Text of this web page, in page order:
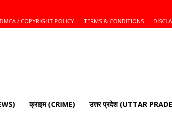
DMCA / COPYRIGHT POLICY TERMS & CONDITIONS
क्राइम (CRIME) उत्तर प्रदेश (UTTAR